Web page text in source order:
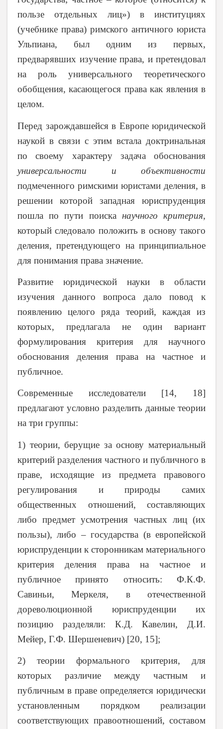
пользе отдельных лиц») в институциях
(учебнике права) римского античного юриста
Ульпиана, был одним из первых,
предварявших изучение права, и претендовал
на роль универсального теоретического
обобщения, касающегося права как явления в
целом.
Перед зарождавшейся в Европе юридической
наукой в связи с этим встала доктринальная
по своему характеру задача обоснования
универсальности и объективности
подмеченного римскими юристами деления, в
решении которой западная юриспруденция
пошла по пути поиска научного критерия,
который следовало положить в основу такого
деления, претендующего на принципиальное
для понимания права значение.
Развитие юридической науки в области
изучения данного вопроса дало повод к
появлению целого ряда теорий, каждая из
которых, предлагала не один вариант
формулирования критерия для научного
обоснования деления права на частное и
публичное.
Современные исследователи [14, 18]
предлагают условно разделить данные теории
на три группы:
1) теории, берущие за основу материальный
критерий разделения частного и публичного в
праве, исходящие из предмета правового
регулирования и природы самих
общественных отношений, составляющих
либо предмет усмотрения частных лиц (их
пользы), либо – государства (в европейской
юриспруденции к сторонникам материального
критерия деления права на частное и
публичное принято относить: Ф.К.Ф.
Савиньи, Меркеля, в отечественной
дореволюционной юриспруденции их
позицию разделяли: К.Д. Кавелин, Д.И.
Мейер, Г.Ф. Шершеневич) [20, 15];
2) теории формального критерия, для
которых различие между частным и
публичным в праве определяется юридически
установленным порядком реализации
соответствующих правоотношений, составом